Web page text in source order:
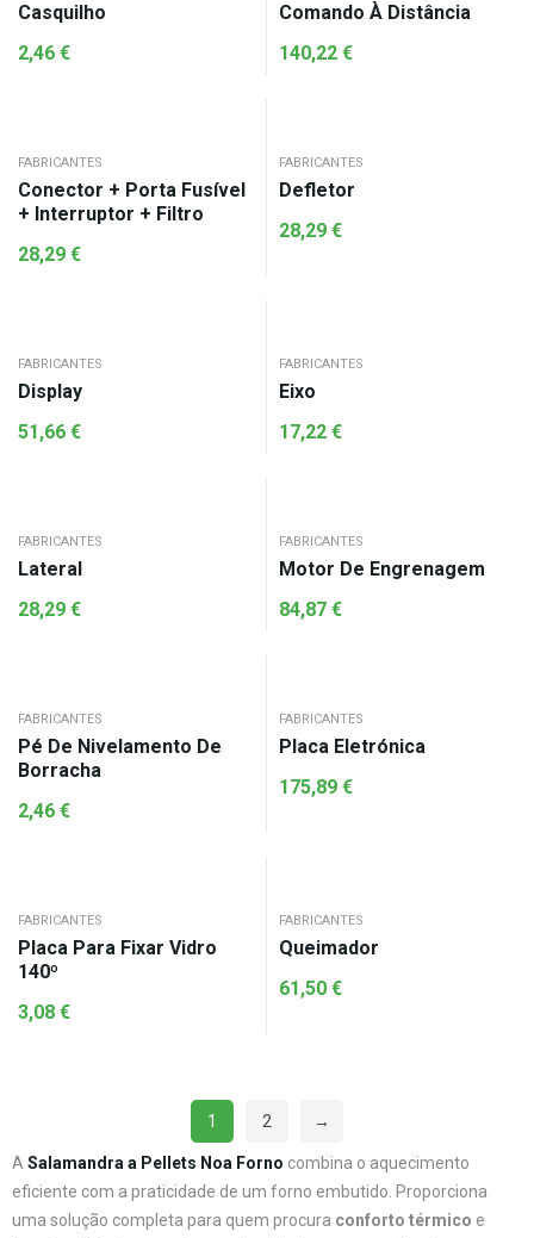
Casquilho
2,46 €
Comando À Distância
140,22 €
FABRICANTES
Conector + Porta Fusível
+ Interruptor + Filtro
28,29 €
FABRICANTES
Defletor
28,29 €
FABRICANTES
Display
51,66 €
FABRICANTES
Eixo
17,22 €
FABRICANTES
Lateral
28,29 €
FABRICANTES
Motor De Engrenagem
84,87 €
FABRICANTES
Pé De Nivelamento De
Borracha
2,46 €
FABRICANTES
Placa Eletrónica
175,89 €
FABRICANTES
Placa Para Fixar Vidro
140º
3,08 €
FABRICANTES
Queimador
61,50 €
1 2 →
ASalamandra a Pellets Noa Forno combina o aquecimento
eficiente com a praticidade de um forno embutido. Proporciona
uma solução completa para quem procura conforto térmico e